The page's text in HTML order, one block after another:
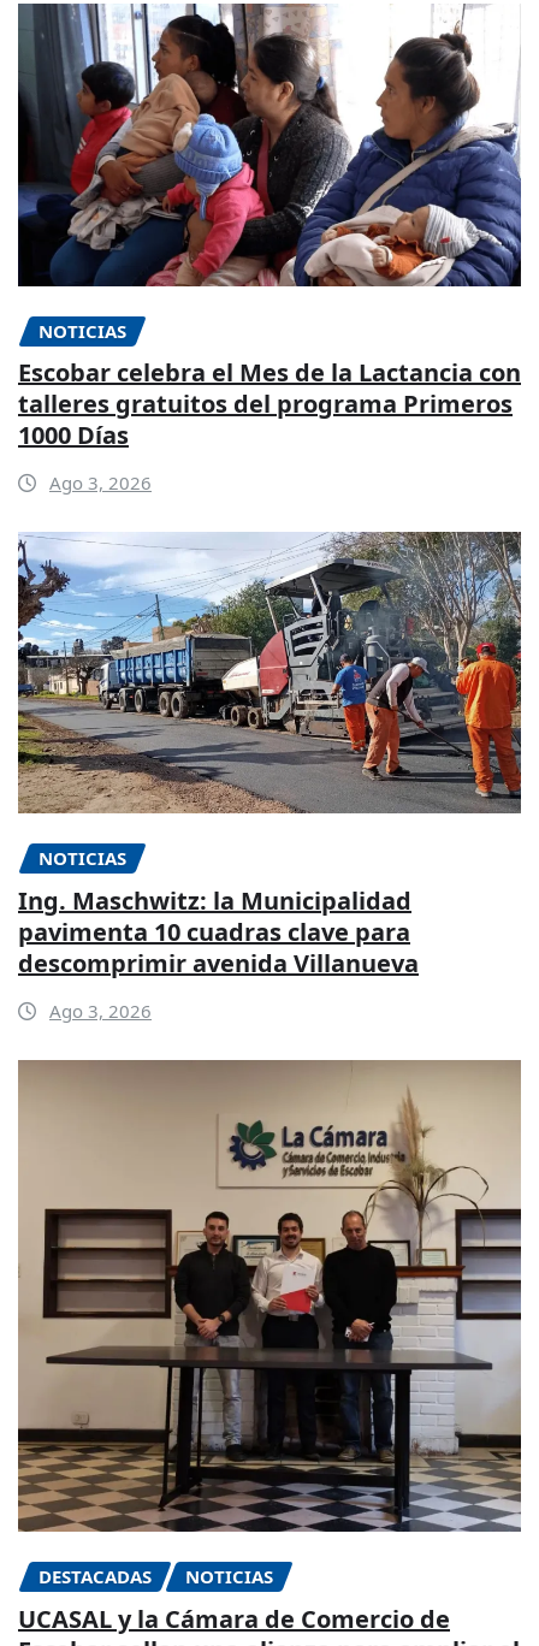
NOTICIAS
Escobar celebra el Mes de la Lactancia con
talleres gratuitos del programa Primeros
1000 Días
Ago 3, 2026
NOTICIAS
Ing. Maschwitz: la Municipalidad
pavimenta 10 cuadras clave para
descomprimir avenida Villanueva
Ago 3, 2026
DESTACADAS NOTICIAS
UCASAL y la Cámara de Comercio de